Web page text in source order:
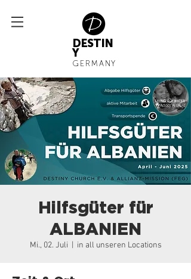
DESTIN
Y
GERMANY
Hilfsgüter für
ALBANIEN
Mi., 02. Juli in all unseren Locations